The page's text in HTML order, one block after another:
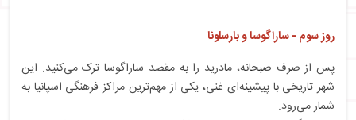
روز سوم - ساراگوسا و بارسلونا
پس از صرف صبحانه، مادرید را به مقصد ساراگوسا ترک می‌کنید. این
شهر تاریخی با پیشینه‌ای غنی، یکی از مهم‌ترین مراکز فرهنگی اسپانیا به
شمار می‌رود.